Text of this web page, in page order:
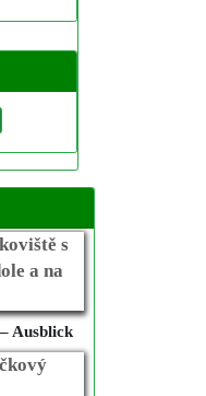
Ausblick